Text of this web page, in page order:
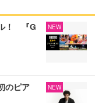
！ 『G
NEW
のピア
NEW